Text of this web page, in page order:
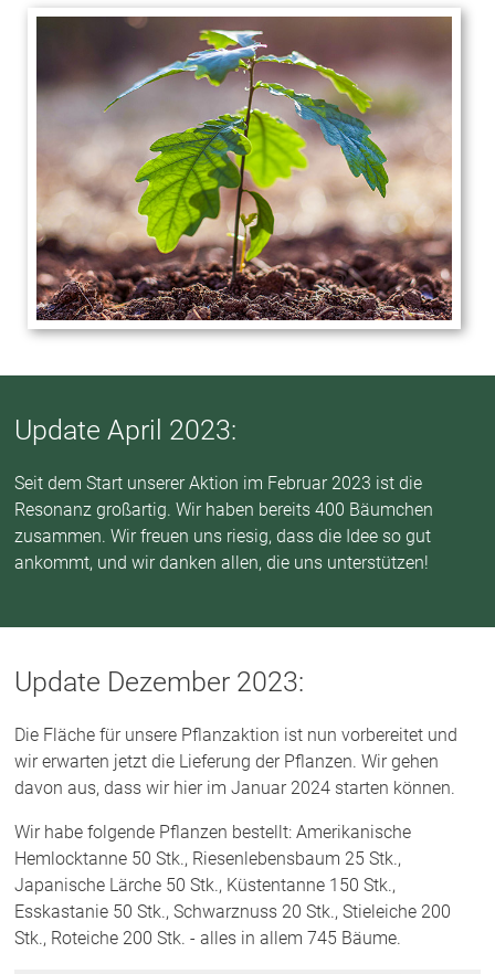
Update April 2023:
Seit dem Start unserer Aktion im Februar 2023 ist die
Resonanz großartig. Wir haben bereits 400 Bäumchen
zusammen. Wir freuen uns riesig, dass die Idee so gut
ankommt, und wir danken allen, die uns unterstützen!
Update Dezember 2023:
Die Fläche für unsere Pflanzaktion ist nun vorbereitet und
wir erwarten jetzt die Lieferung der Pflanzen. Wir gehen
davon aus, dass wir hier im Januar 2024 starten können.
Wir habe folgende Pflanzen bestellt: Amerikanische
Hemlocktanne 50 Stk., Riesenlebensbaum 25 Stk.,
Japanische Lärche 50 Stk., Küstentanne 150 Stk.,
Esskastanie 50 Stk., Schwarznuss 20 Stk., Stieleiche 200
Stk., Roteiche 200 Stk. - alles in allem 745 Bäume.